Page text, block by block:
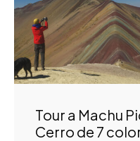
Tour a Machu
Cerro de 7